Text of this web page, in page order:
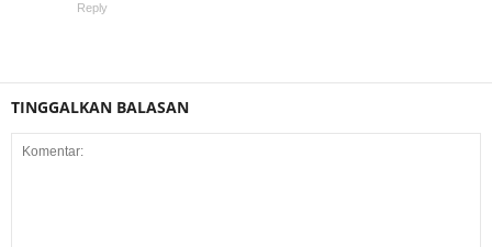
Reply
TINGGALKAN BALASAN